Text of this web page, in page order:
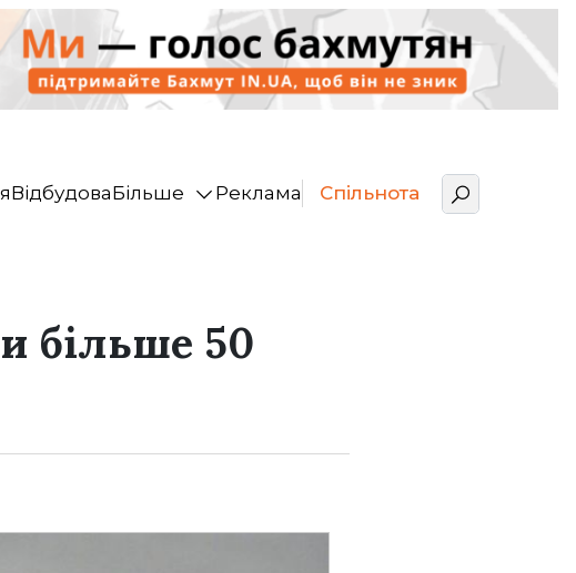
ВідбудоваБільше Реклама Спільнота
більше 50